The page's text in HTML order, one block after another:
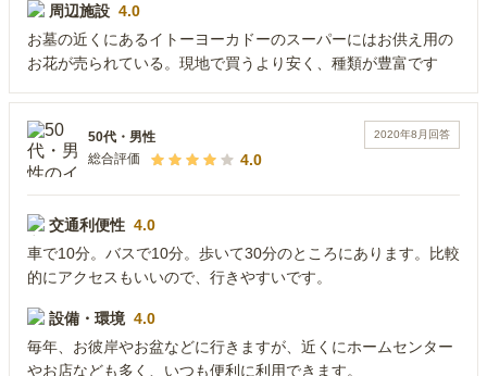
周辺施設 4.0
お墓の近くにあるイトーヨーカドーのスーパーにはお供え用の
お花が売られている。現地で買うより安く、種類が豊富です
2020年8月 回答
50代 ・ 男性
総合評価
4.0
交通利便性 4.0
車で10分。バスで10分。歩いて30分のところにあります。比較
的にアクセスもいいので、行きやすいです。
設備・環境 4.0
毎年、お彼岸やお盆などに行きますが、近くにホームセンター
やお店なども多く、いつも便利に利用できます。